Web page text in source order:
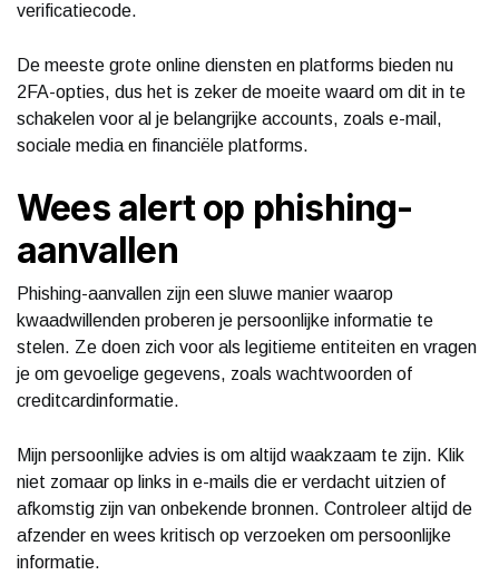
verificatiecode.
De meeste grote online diensten en platforms bieden nu
2FA-opties, dus het is zeker de moeite waard om dit in te
schakelen voor al je belangrijke accounts, zoals e-mail,
sociale media en financiële platforms.
Wees alert op phishing-
aanvallen
Phishing-aanvallen zijn een sluwe manier waarop
kwaadwillenden proberen je persoonlijke informatie te
stelen. Ze doen zich voor als legitieme entiteiten en vragen
je om gevoelige gegevens, zoals wachtwoorden of
creditcardinformatie.
Mijn persoonlijke advies is om altijd waakzaam te zijn. Klik
niet zomaar op links in e-mails die er verdacht uitzien of
afkomstig zijn van onbekende bronnen. Controleer altijd de
afzender en wees kritisch op verzoeken om persoonlijke
informatie.